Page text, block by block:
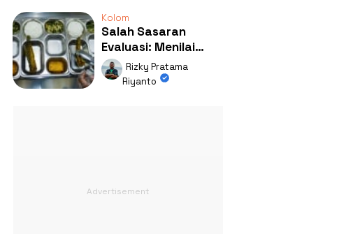
Kolom
Salah Sasaran
Evaluasi: Menilai
Program MBG Lewat
Respons Anak Itu
Rizky Pratama
Riyanto